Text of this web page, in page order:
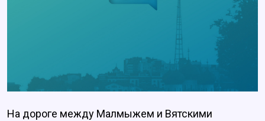
На дороге между Малмыжем и Вятскими